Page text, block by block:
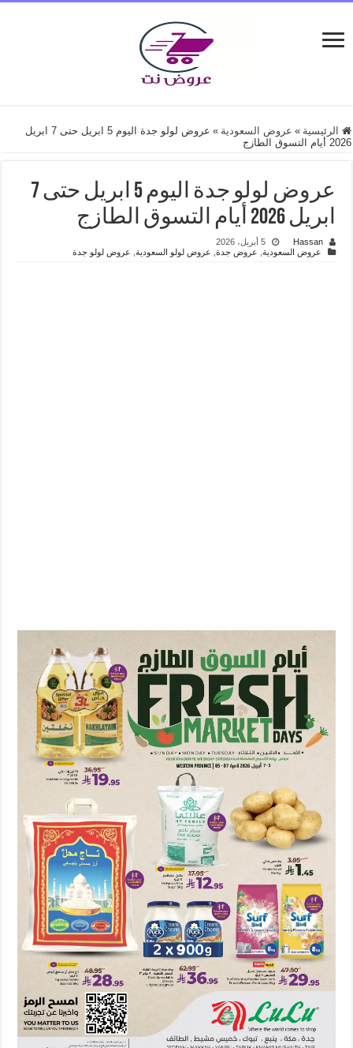
الرئيسية » عروض السعودية »
عروض لولو جدة اليوم 5 ابريل حتى 7 ابريل
2026 أيام التسوق الطازج
عروض لولو جدة اليوم 5 ابريل حتى 7
ابريل 2026 أيام التسوق الطازج
Hassan
5 أبريل، 2026
عروض السعودية, عروض جدة, عروض لولو السعودية, عروض لولو جدة